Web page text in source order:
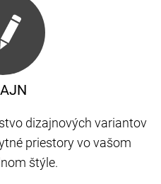
dizajnových variantov
priestory vo vašom
štýle.